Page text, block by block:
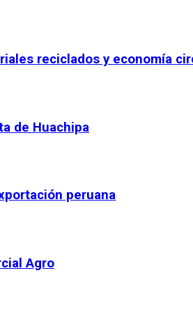
reciclados y economía
de Huachipa
peruana
Agro